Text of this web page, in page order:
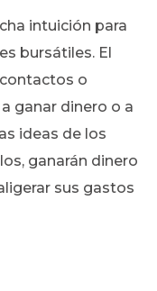
intuición para
bursátiles. El
o
ganar dinero o a
ideas de los
ganarán dinero
sus gastos